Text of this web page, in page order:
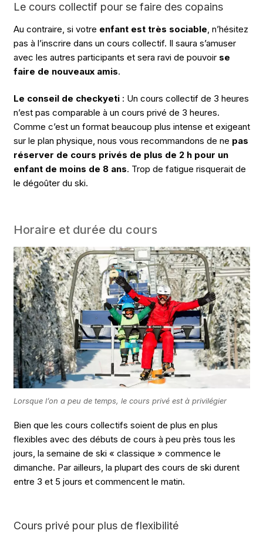
Le cours collectif pour se faire des copains
Au contraire, si votre enfant est très sociable, n’hésitez
pas à l’inscrire dans un cours collectif. Il saura s’amuser
avec les autres participants et sera ravi de pouvoir se
faire de nouveaux amis.
Le conseil de checkyeti: Un cours collectif de 3 heures
n’est pas comparable à un cours privé de 3 heures.
Comme c’est un format beaucoup plus intense et exigeant
sur le plan physique, nous vous recommandons de ne pas
réserver de cours privés de plus de 2 h pour un
enfant de moins de 8 ans. Trop de fatigue risquerait de
le dégoûter du ski.
Horaire et durée du cours
Lorsque l’on a peu de temps, le cours privé est à privilégier
Bien que les cours collectifs soient de plus en plus
flexibles avec des débuts de cours à peu près tous les
jours, la semaine de ski « classique » commence le
dimanche. Par ailleurs, la plupart des cours de ski durent
entre 3 et 5 jours et commencent le matin.
Cours privé pour plus de flexibilité